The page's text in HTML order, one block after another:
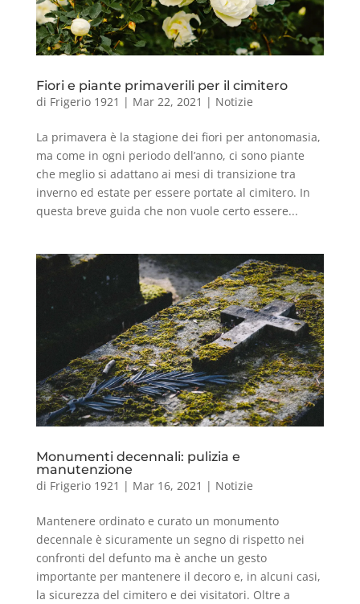
Fiori e piante primaverili per il cimitero
di Frigerio 1921 | Mar 22, 2021 | Notizie
La primavera è la stagione dei fiori per antonomasia,
ma come in ogni periodo dell’anno, ci sono piante
che meglio si adattano ai mesi di transizione tra
inverno ed estate per essere portate al cimitero. In
questa breve guida che non vuole certo essere...
Monumenti decennali: pulizia e
manutenzione
di Frigerio 1921 | Mar 16, 2021 | Notizie
Mantenere ordinato e curato un monumento
decennale è sicuramente un segno di rispetto nei
confronti del defunto ma è anche un gesto
importante per mantenere il decoro e, in alcuni casi,
la sicurezza del cimitero e dei visitatori. Oltre a